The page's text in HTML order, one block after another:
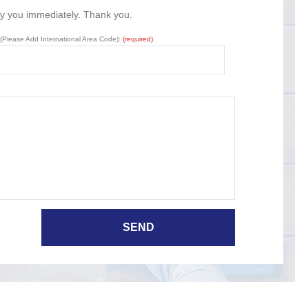
immediately. Thank you.
Add International Area Code): (required)